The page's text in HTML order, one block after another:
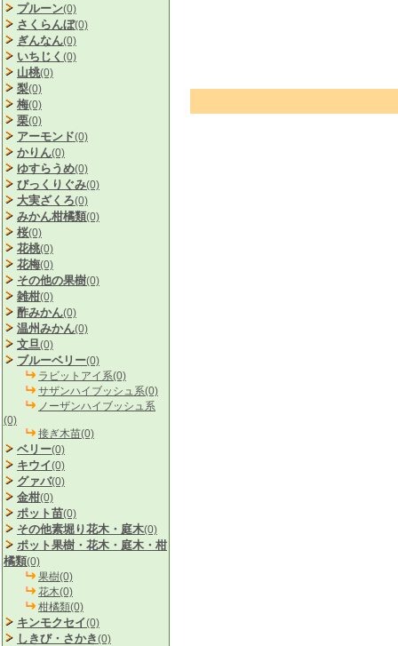
プルーン(0)
さくらんぼ(0)
ぎんなん(0)
いちじく (0)
山桃(0)
梨(0)
梅(0)
栗(0)
アーモンド(0)
かりん(0)
ゆすらうめ(0)
びっくりぐみ(0)
大実ざくろ(0)
みかん柑橘類(0)
桜(0)
花桃(0)
花梅(0)
その他の果樹(0)
雑柑(0)
酢みかん(0)
温州みかん(0)
文旦(0)
ブルーベリー(0)
ラビットアイ系(0)
サザンハイブッシュ系(0)
ノーザンハイブッシュ系
(0)
接ぎ木苗(0)
ベリー(0)
キウイ(0)
グァバ(0)
金柑(0)
ポット苗(0)
その他素堀り花木・庭木(0)
ポット果樹・花木・庭木・柑
橘類(0)
果樹(0)
花木(0)
柑橘類(0)
キンモクセイ(0)
しきび・さかき(0)